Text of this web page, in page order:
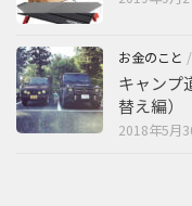
お金のこと /
キャンプ
替え編）
2018年5月